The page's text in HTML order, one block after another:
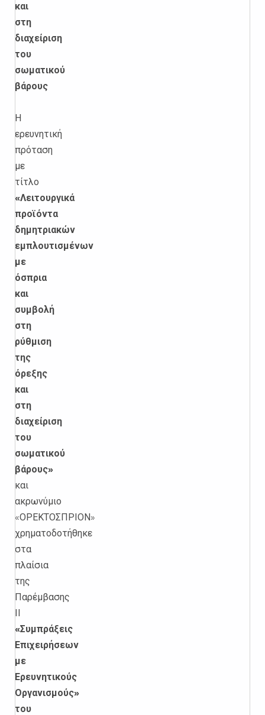
και
στη
διαχείριση
του
σωματικού
βάρους
Η
ερευνητική
πρόταση
με
τίτλο
«Λειτουργικά
προϊόντα
δημητριακών
εμπλουτισμένων
με
όσπρια
και
συμβολή
στη
ρύθμιση
της
όρεξης
και
στη
διαχείριση
του
σωματικού
βάρους»
και
ακρωνύμιο
«ΟΡΕΚΤΟΣΠΡΙΟΝ»
χρηματοδοτήθηκε
στα
πλαίσια
της
Παρέμβασης
ΙΙ
«Συμπράξεις
Επιχειρήσεων
με
Ερευνητικούς
Οργανισμούς»
του